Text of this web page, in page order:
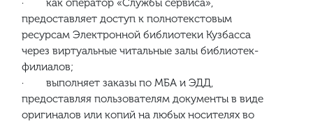
предоставляет доступ к полнотекстовым
ресурсам Электронной библиотеки Кузбасса
через виртуальные читальные залы библиотек-
филиалов;
· выполняет заказы по МБА и ЭДД,
предоставляя пользователям документы в виде
оригиналов или копий на любых носителях во